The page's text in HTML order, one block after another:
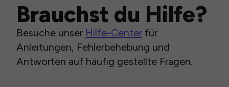
Brauchst du Hilfe?
Besuche unser Hilfe-Center für
Anleitungen, Fehlerbehebung und
Antworten auf häufig gestellte Fragen.